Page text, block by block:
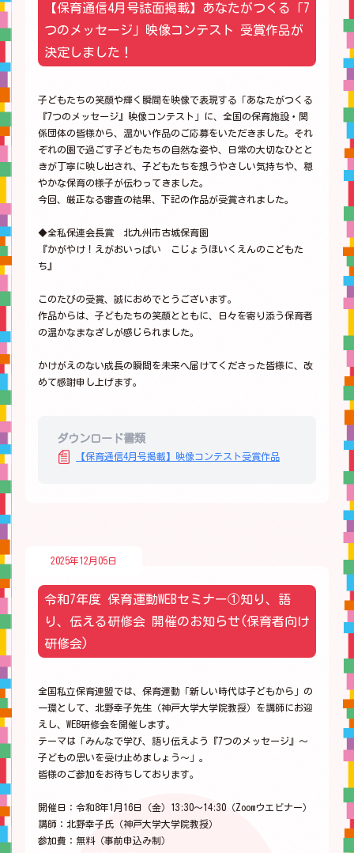
【保育通信4月号誌面掲載】あなたがつくる「7
つのメッセージ」映像コンテスト 受賞作品が
決定しました！
子どもたちの笑顔や輝く瞬間を映像で表現する「あなたがつくる
『7つのメッセージ』映像コンテスト」に、全国の保育施設・関
係団体の皆様から、温かい作品のご応募をいただきました。それ
ぞれの園で過ごす子どもたちの自然な姿や、日常の大切なひとと
きが丁寧に映し出され、子どもたちを想うやさしい気持ちや、穏
やかな保育の様子が伝わってきました。
今回、厳正なる審査の結果、下記の作品が受賞されました。
◆全私保連会長賞 北九州市古城保育園
『かがやけ！えがおいっぱい こじょうほいくえんのこどもた
ち』
このたびの受賞、誠におめでとうございます。
作品からは、子どもたちの笑顔とともに、日々を寄り添う保育者
の温かなまなざしが感じられました。
かけがえのない成長の瞬間を未来へ届けてくださった皆様に、改
めて感謝申し上げます。
ダウンロード書類
【保育通信4月号掲載】映像コンテスト受賞作品
2025年12月05日
令和7年度 保育運動WEBセミナー①知り、語
り、伝える研修会 開催のお知らせ(保育者向け
研修会)
全国私立保育連盟では、保育運動「新しい時代は子どもから」の
一環として、北野幸子先生（神戸大学大学院教授）を講師にお迎
えし、WEB研修会を開催します。
テーマは「みんなで学び、語り伝えよう『7つのメッセージ』～
子どもの思いを受け止めましょう～」。
皆様のご参加をお待ちしております。
開催日：令和8年1月16日（金）13:30～14:30（Zoomウエビナー）
講師：北野幸子氏（神戸大学大学院教授）
参加費：無料（事前申込み制）